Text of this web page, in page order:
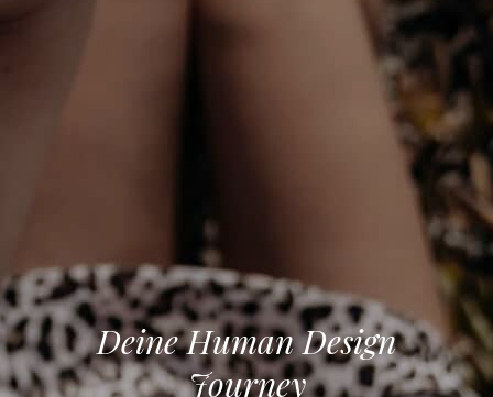
Deine Human Design
Journey